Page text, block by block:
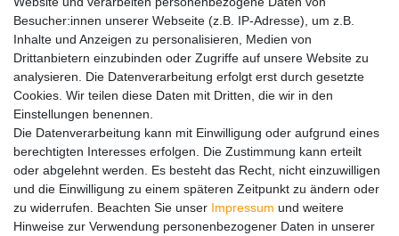
Adventskalender
Service
Versandinfos
FAQ
Ersatzteile
Registrieren
Wir versenden mit
Besucher:innen unserer Webseite (z.B. IP-Adresse), um z.B.
Inhalte und Anzeigen zu personalisieren, Medien von
Drittanbietern einzubinden oder Zugriffe auf unsere Website zu
analysieren. Die Datenverarbeitung erfolgt erst durch gesetzte
Cookies. Wir teilen diese Daten mit Dritten, die wir in den
Einstellungen benennen.
Die Datenverarbeitung kann mit Einwilligung oder aufgrund eines
berechtigten Interesses erfolgen. Die Zustimmung kann erteilt
oder abgelehnt werden. Es besteht das Recht, nicht einzuwilligen
und die Einwilligung zu einem späteren Zeitpunkt zu ändern oder
zu widerrufen. Beachten Sie unser Impressum und weitere
Hinweise zur Verwendung personenbezogener Daten in unserer